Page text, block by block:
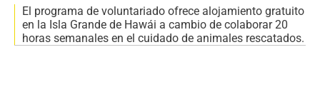
El programa de voluntariado ofrece alojamiento gratuito
en la Isla Grande de Hawái a cambio de colaborar 20
horas semanales en el cuidado de animales rescatados.